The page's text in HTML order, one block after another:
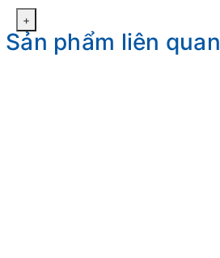
+
Sản phẩm liên quan